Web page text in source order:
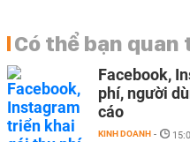
Có thể bạn quan
Facebook,
phí, người
cáo
KINH DOANH -